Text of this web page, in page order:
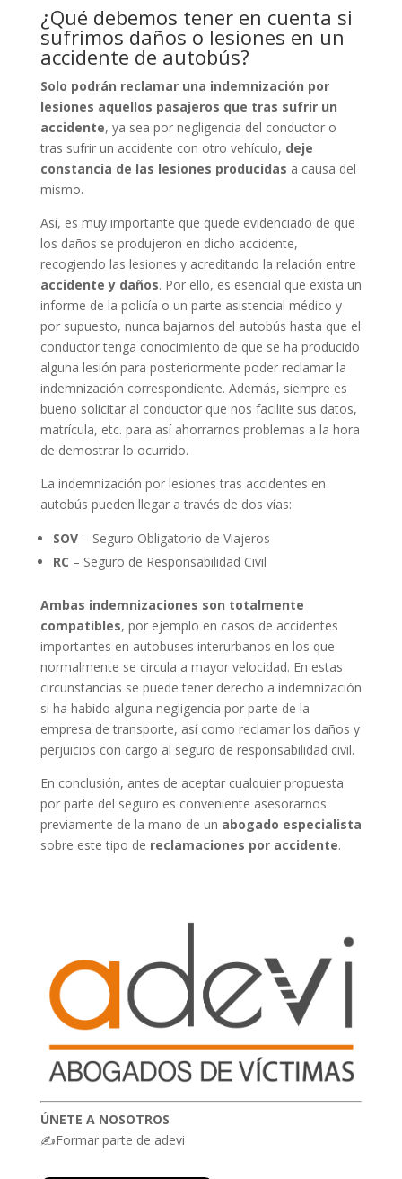
¿Qué debemos tener en cuenta si
sufrimos daños o lesiones en un
accidente de autobús?
Solo podrán reclamar una indemnización por
lesiones aquellos pasajeros que tras sufrir un
accidente, ya sea por negligencia del conductor o
tras sufrir un accidente con otro vehículo, deje
constancia de las lesiones producidas a causa del
mismo.
Así, es muy importante que quede evidenciado de que
los daños se produjeron en dicho accidente,
recogiendo las lesiones y acreditando la relación entre
accidente y daños. Por ello, es esencial que exista un
informe de la policía o un parte asistencial médico y
por supuesto, nunca bajarnos del autobús hasta que el
conductor tenga conocimiento de que se ha producido
alguna lesión para posteriormente poder reclamar la
indemnización correspondiente. Además, siempre es
bueno solicitar al conductor que nos facilite sus datos,
matrícula, etc. para así ahorrarnos problemas a la hora
de demostrar lo ocurrido.
La indemnización por lesiones tras accidentes en
autobús pueden llegar a través de dos vías:
SOV– Seguro Obligatorio de Viajeros
RC – Seguro de Responsabilidad Civil
Ambas indemnizaciones son totalmente
compatibles, por ejemplo en casos de accidentes
importantes en autobuses interurbanos en los que
normalmente se circula a mayor velocidad. En estas
circunstancias se puede tener derecho a indemnización
si ha habido alguna negligencia por parte de la
empresa de transporte, así como reclamar los daños y
perjuicios con cargo al seguro de responsabilidad civil.
En conclusión, antes de aceptar cualquier propuesta
por parte del seguro es conveniente asesorarnos
previamente de la mano de un abogado especialista
sobre este tipo de reclamaciones por accidente.
ÚNETE A NOSOTROS
✍Formar parte de adevi